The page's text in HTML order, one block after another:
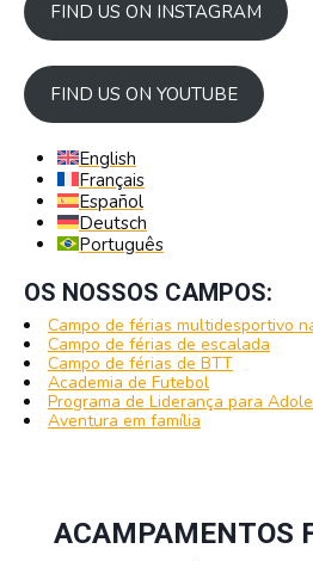
FIND US ON INSTAGRAM
FIND US ON YOUTUBE
English
Français
Español
Deutsch
Português
OS NOSSOS CAMPOS:
Campo de férias multidesportivo
Campo de férias de escalada
Campo de férias de BTT
Academia de Futebol
Programa de Liderança para
Aventura em família
ACAMPAMENTOS